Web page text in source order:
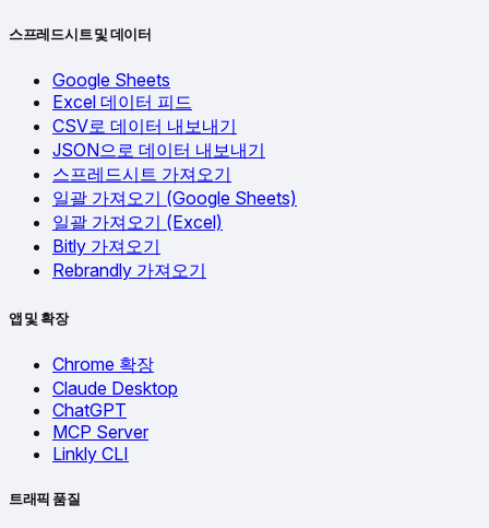
스프레드시트 및 데이터
Google Sheets
Excel 데이터 피드
CSV로 데이터 내보내기
JSON으로 데이터 내보내기
스프레드시트 가져오기
일괄 가져오기 (Google Sheets)
일괄 가져오기 (Excel)
Bitly 가져오기
Rebrandly 가져오기
앱 및 확장
Chrome 확장
Claude Desktop
ChatGPT
MCP Server
Linkly CLI
트래픽 품질